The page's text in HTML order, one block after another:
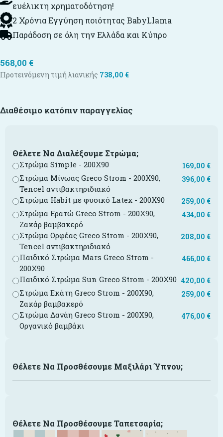
ευέλικτη χρηματοδότηση!
2 Χρόνια Εγγύηση ποιότητας BabyLlama
Παράδοση σε όλη την Ελλάδα και Κύπρο
568,00 €
Προτεινόμενη τιμή λιανικής 738,00 €
Διαθέσιμο κατόπιν παραγγελίας
Θέλετε Να Διαλέξουμε Στρώμα;
Στρώμα Simple - 200X90 169,00 €
Στρώμα Μίνωας Greco Strom - 200X90,
Tencel αντιβακτηριδιακό
396,00 €
Στρώμα Habit με φυσικό Latex - 200X90 259,00 €
Στρώμα Ερατώ Greco Strom - 200X90,
Ζακάρ βαμβακερό
434,00 €
Στρώμα Ορφέας Greco Strom - 200X90,
Tencel αντιβακτηριδιακό
208,00 €
Παιδικό Στρώμα Mars Greco Strom -
200X90
466,00 €
Παιδικό Στρώμα Sun Greco Strom - 200X90 420,00 €
Στρώμα Εκάτη Greco Strom - 200X90,
Ζακάρ βαμβακερό
259,00 €
Στρώμα Δανάη Greco Strom - 200X90,
Οργανικό βαμβάκι
476,00 €
Θέλετε Να Προσθέσουμε Μαξιλάρι Ύπνου;
Θέλετε Να Προσθέσουμε Ταπετσαρία;